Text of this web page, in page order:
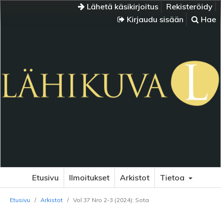
Lähetä käsikirjoitus
Rekisteröidy
Kirjaudu sisään
Hae
Etusivu Ilmoitukset Arkistot Tietoa
Etusivu / Arkistot / Vol 37 Nro 2-3 (2024): Sota